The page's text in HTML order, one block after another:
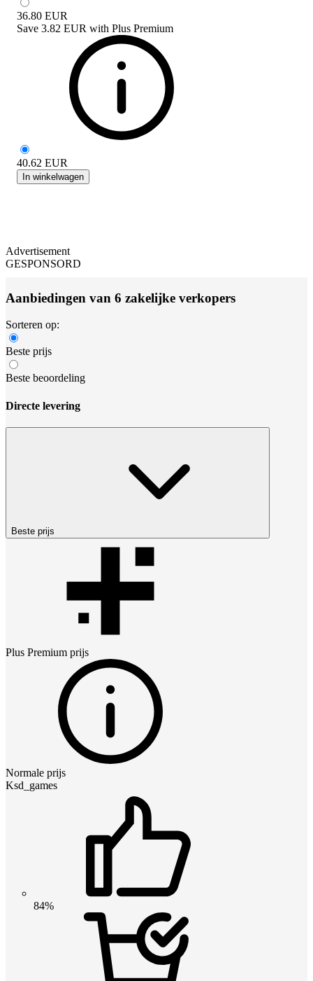
36.80 EUR
Save 3.82 EUR with Plus Premium
40.62 EUR
In winkelwagen
Advertisement
GESPONSORD
Aanbiedingen van 6 zakelijke verkopers
Sorteren op:
Beste prijs
Beste beoordeling
Directe levering
Beste prijs
Plus Premium prijs
Normale prijs
Ksd_games
84%